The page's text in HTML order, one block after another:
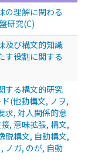
の理解に関わる
研究(C)
及び構文的知識
す役割に関する
する構文的研究
(他動構文, ノヲ,
求, 対人関係的意
, 意味拡張, 構文,
脱構文, 自動構文,
ノガ, のが, 自動